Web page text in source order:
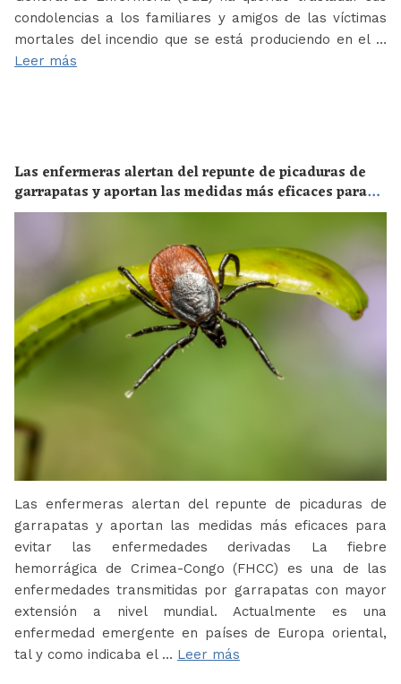
condolencias a los familiares y amigos de las víctimas
mortales del incendio que se está produciendo en el …
Leer más
Las enfermeras alertan del repunte de picaduras de
garrapatas y aportan las medidas más eficaces para
evitar las enfermedades derivadas
Las enfermeras alertan del repunte de picaduras de
garrapatas y aportan las medidas más eficaces para
evitar las enfermedades derivadas La fiebre
hemorrágica de Crimea-Congo (FHCC) es una de las
enfermedades transmitidas por garrapatas con mayor
extensión a nivel mundial. Actualmente es una
enfermedad emergente en países de Europa oriental,
tal y como indicaba el … Leer más